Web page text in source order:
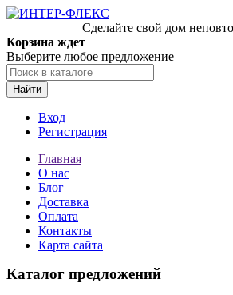
Сделайте свой дом
Корзина ждет
Выберите любое предложение
Найти
Вход
Регистрация
Главная
О нас
Блог
Доставка
Оплата
Контакты
Карта сайта
Каталог предложений